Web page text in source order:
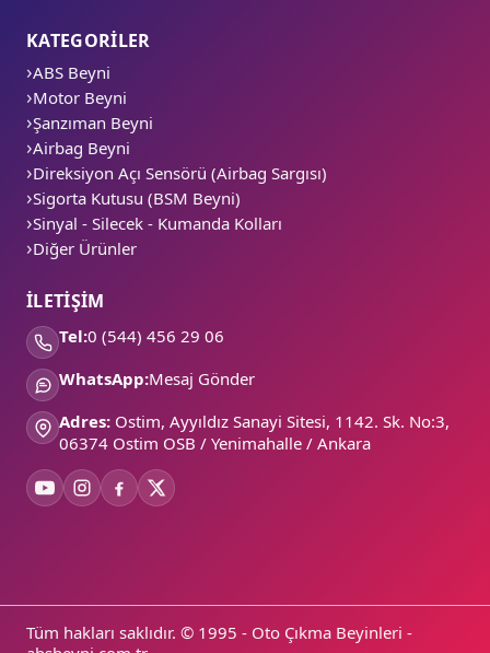
KATEGORİLER
ABS Beyni
Motor Beyni
Şanzıman Beyni
Airbag Beyni
Direksiyon Açı Sensörü (Airbag Sargısı)
Sigorta Kutusu (BSM Beyni)
Sinyal - Silecek - Kumanda Kolları
Diğer Ürünler
İLETİŞİM
Tel:0 (544) 456 29 06
WhatsApp:Mesaj Gönder
Adres: Ostim, Ayyıldız Sanayi Sitesi, 1142. Sk. No:3,
06374 Ostim OSB / Yenimahalle / Ankara
Tüm hakları saklıdır. © 1995 - Oto Çıkma Beyinleri -